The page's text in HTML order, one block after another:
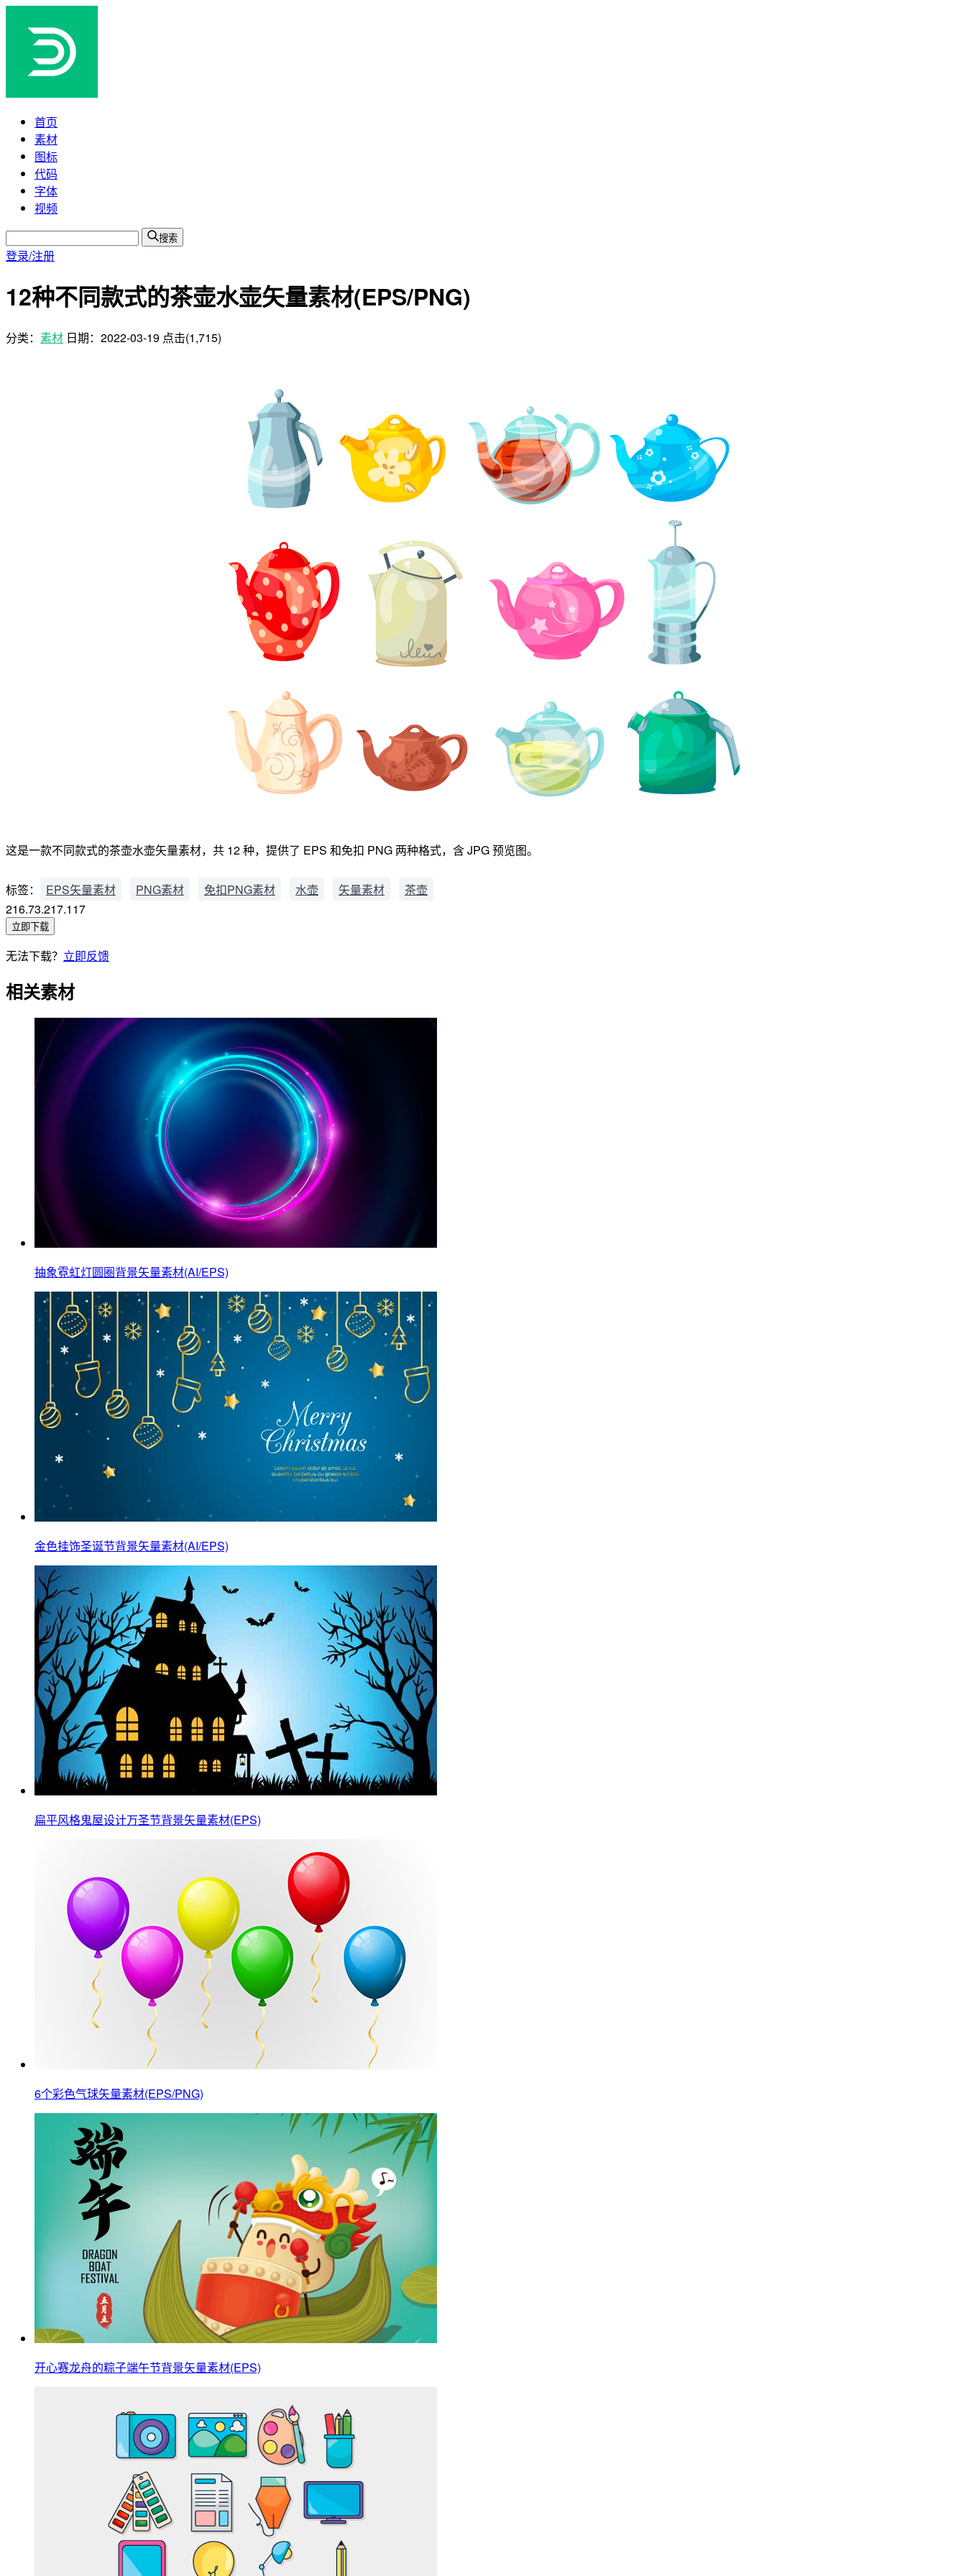
首页
素材
图标
代码
字体
视频
搜索
登录/注册
12种不同款式的茶壶水壶矢量素材(EPS/PNG)
分类： 素材 日期： 2022-03-19 点击(1,715)
这是一款不同款式的茶壶水壶矢量素材，共 12 种，提供了 EPS 和免扣 PNG 两种格式，含 JPG 预览图。
标签： EPS矢量素材 PNG素材 免扣PNG素材 水壶 矢量素材
茶壶
216.73.217.117
立即下载
无法下载？ 立即反馈
相关素材
抽象霓虹灯圆圈背景矢量素材(AI/EPS)
金色挂饰圣诞节背景矢量素材(AI/EPS)
扁平风格鬼屋设计万圣节背景矢量素材(EPS)
6个彩色气球矢量素材(EPS/PNG)
开心赛龙舟的粽子端午节背景矢量素材(EPS)